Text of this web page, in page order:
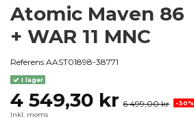
Atomic Maven 86
+ WAR 11 MNC
Referens AAST01898-38771
I lager
4 549,30 kr 6 499,00 kr
-30%
Inkl. moms